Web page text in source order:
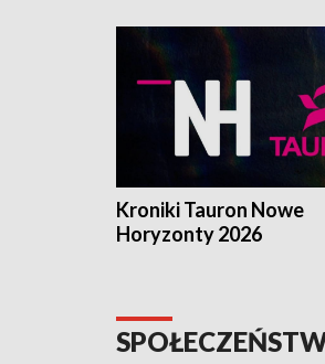
Kroniki Tauron Nowe
Horyzonty 2026